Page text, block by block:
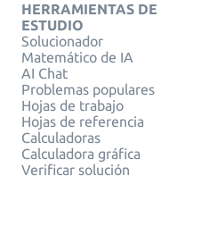
HERRAMIENTAS DE
ESTUDIO
Solucionador
Matemático de IA
AI Chat
Problemas populares
Hojas de trabajo
Hojas de referencia
Calculadoras
Calculadora gráfica
Verificar solución